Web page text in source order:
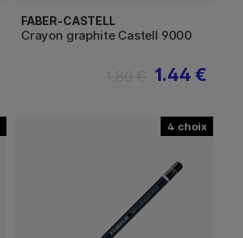
FABER-CASTELL
Crayon graphite Castell 9000
1.44 €
4